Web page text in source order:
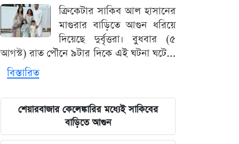
ক্রিকেটার সাকিব আল হাসানের
মাগুরার বাড়িতে আগুন ধরিয়ে
দিয়েছে দুর্বৃত্তরা। বুধবার (৫
আগস্ট) রাত পৌনে ৯টার দিকে এই ঘটনা ঘটে...
বিস্তারিত
শেয়ারবাজার কেলেঙ্কারির মধ্যেই সাকিবের
বাড়িতে আগুন